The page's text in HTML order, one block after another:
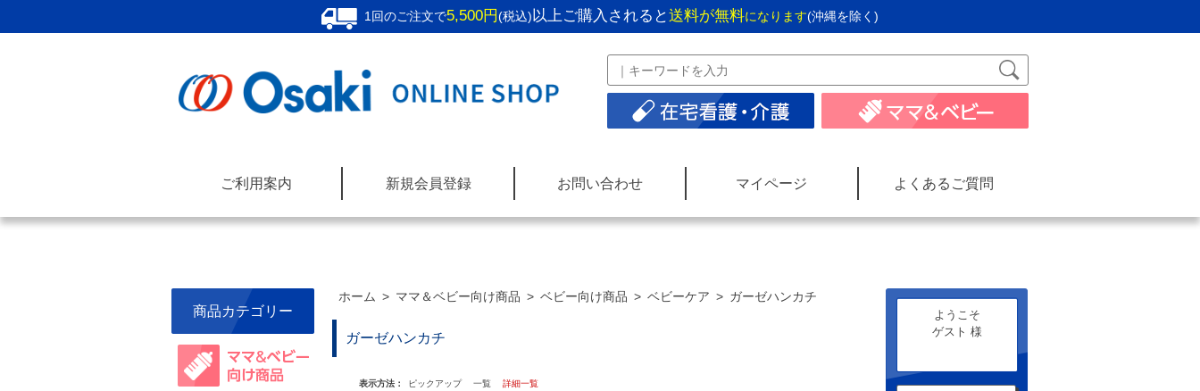
1回のご注文で5,500円(税込)以上ご購入されると送料が無料になります(沖縄を除く)
ご利用案内 新規会員登録 お問い合わせ マイページ よくあるご質問
ホーム > ママ＆ベビー向け商品 > ベビー向け商品 > ベビーケア > ガーゼハンカチ
ガーゼハンカチ
表示方法： ピックアップ 一覧 詳細一覧
商品カテゴリー
ようこそ
ゲスト 様